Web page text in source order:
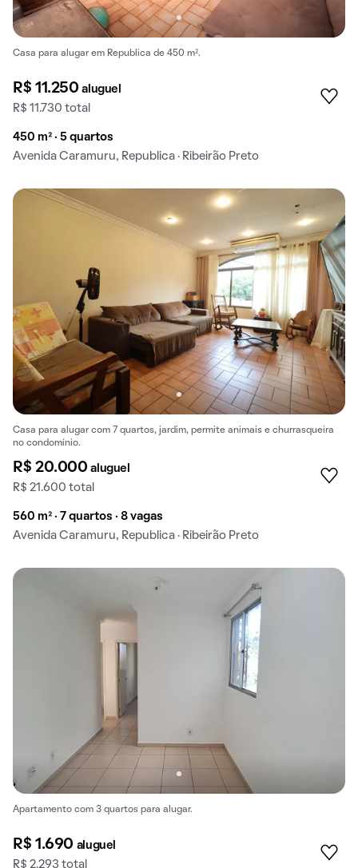
Casa para alugar em Republica de 450 m².
R$ 11.250aluguel
R$ 11.730 total
450 m² · 5 quartos
Avenida Caramuru, Republica · Ribeirão Preto
Casa para alugar com 7 quartos, jardim, permite animais e churrasqueira
no condomínio.
R$ 20.000aluguel
R$ 21.600 total
560 m² · 7 quartos · 8 vagas
Avenida Caramuru, Republica · Ribeirão Preto
Apartamento com 3 quartos para alugar.
R$ 1.690 aluguel
R$ 2.293 total